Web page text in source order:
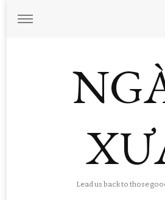
Lead us back to those